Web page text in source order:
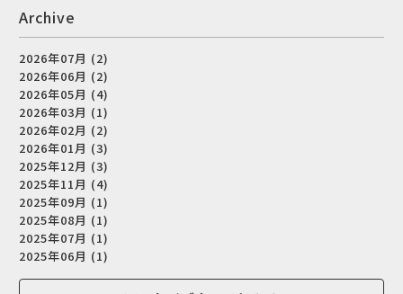
Archive
2026年07月 (2)
2026年06月 (2)
2026年05月 (4)
2026年03月 (1)
2026年02月 (2)
2026年01月 (3)
2025年12月 (3)
2025年11月 (4)
2025年09月 (1)
2025年08月 (1)
2025年07月 (1)
2025年06月 (1)